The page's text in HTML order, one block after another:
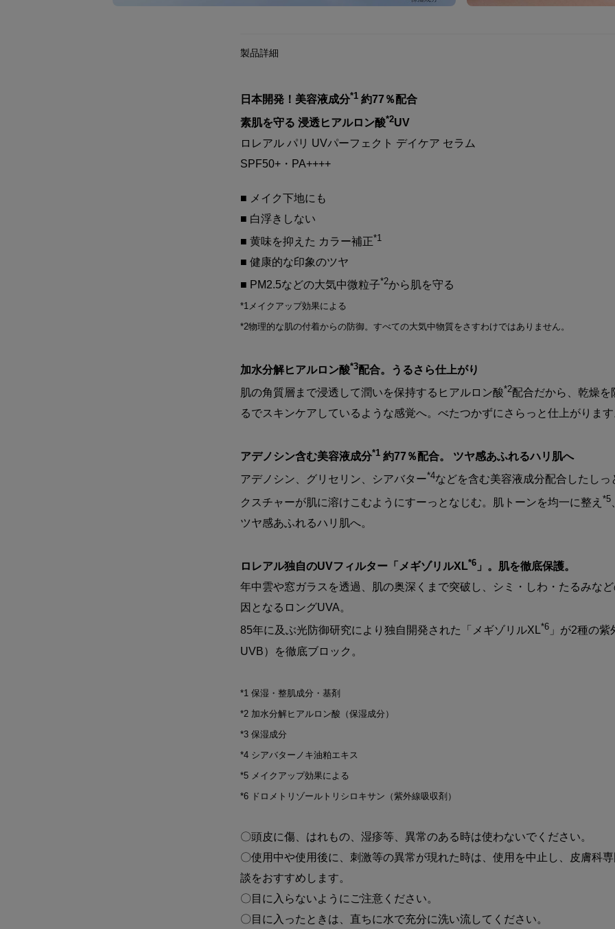
製品詳細
日本開発！美容液成分*1 約77％配合
素肌を守る 浸透ヒアルロン酸*2UV
ロレアル パリ UVパーフェクト デイケア セラム
SPF50+・PA++++
■ メイク下地にも
■ 白浮きしない
■ 黄味を抑えた カラー補正*1
■ 健康的な印象のツヤ
■ PM2.5などの大気中微粒子*2から肌を守る
*1メイクアップ効果による
*2物理的な肌の付着からの防御。すべての大気中物質をさすわけではありません。
加水分解ヒアルロン酸*3配合。うるさら仕上がり
肌の角質層まで浸透して潤いを保持するヒアルロン酸*2配合だから、乾燥を
るでスキンケアしているような感覚へ。べたつかずにさらっと仕上がります
アデノシン含む美容液成分*1 約77％配合。 ツヤ感あふれるハリ肌へ
アデノシン、グリセリン、シアバター*4などを含む美容液成分配合したしっ
クスチャーが肌に溶けこむようにすーっとなじむ。肌トーンを均一に整え *5
ツヤ感あふれるハリ肌へ。
ロレアル独自のUVフィルター「メギゾリルXL*6 」。肌を徹底保護。
年中雲や窓ガラスを透過、肌の奥深くまで突破し、シミ・しわ・たるみな
因となるロングUVA。
85年に及ぶ光防御研究により独自開発された「メギゾリルXL*6 」が2種の紫
UVB）を徹底ブロック。
*1 保湿・整肌成分・基剤
*2 加水分解ヒアルロン酸（保湿成分）
*3 保湿成分
*4 シアバターノキ油粕エキス
*5 メイクアップ効果による
*6 ドロメトリゾールトリシロキサン（紫外線吸収剤）
〇頭皮に傷、はれもの、湿疹等、異常のある時は使わないでください。
〇使用中や使用後に、刺激等の異常が現れた時は、使用を中止し、皮膚科
談をおすすめします。
〇目に入らないようにご注意ください。
〇目に入ったときは、直ちに水で充分に洗い流してください。